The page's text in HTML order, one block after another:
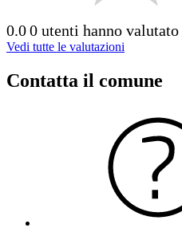
0.00 utenti hanno valutato
Vedi tutte le valutazioni
Contatta il comune